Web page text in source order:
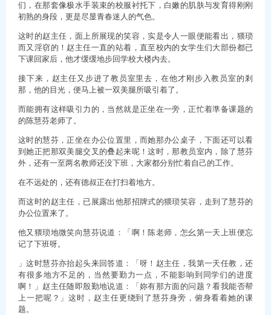
们，在那套像极水手装束的校服衬托下，白嫩的肌肤与发育得刚刚
初熟的身段，更是尽显青春迷人的气色。
这时的赵主任，面上所展现的笑容，实是令人一眼便能看出，猥琐
而又淫窃的！赵主任一直的站着，直至校内的女学生们大部份都已
下课回家后，他才缓缓地步回学校大楼内去。
接下来，赵主任又步进了教员室里去，在他才刚步入教员室的剎
那，他的目光，便马上被一双美腿所吸引着了。
而能拥有这样吸引力的，当然就是正坐在一旁，正忙着準备课题的
的陈慧芬老师了。
这时的慧芬，正坐在办公位置里，而她那办公桌子，下面还可以看
到她正把那双美腿交叉的叠起来呢！这时，那教员室内，除了慧芬
外，还有一至两名教师还没下班，大家都分别忙着自己的工作。
在不远处的，还有德叔正在打扫着地方。
而这时的赵主任，已展露出他那招牌式的猥琐笑容，走到了慧芬的
办公位置来了。
他又猥琐地微笑向慧芬说道：「啊！陈老师，怎幺第一天上班便忘
记了下班呀。
」这时慧芬亦抬起头来回答道：「呀！赵主任，我第一天任教，还
有很多地方不足的，当然要勤力一点，不能影响到同学们的进度
啊！」赵主任随即殷勤地说道：「妳有那方面的问题？看我能否帮
上一把呢？」这时，赵主任更绕到了慧芬身旁，俯身看着她的课
题。